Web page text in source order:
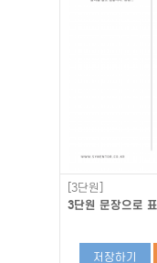
[3단원]
3단원 문장으로
저장하기